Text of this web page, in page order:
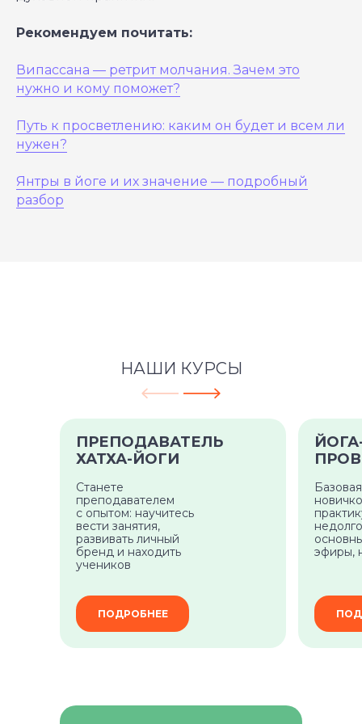
Рекомендуем почитать:
Випассана — ретрит молчания. Зачем это
нужно и кому поможет?
Путь к просветлению: каким он будет и всем ли
нужен?
Янтры в йоге и их значение — подробный
разбор
НАШИ КУРСЫ
ПРЕПОДАВАТЕЛЬ
ХАТХА-ЙОГИ
Станете
преподавателем
с опытом: научитесь
вести занятия,
развивать личный
бренд и находить
учеников
ПОДРОБНЕЕ
эфиры,